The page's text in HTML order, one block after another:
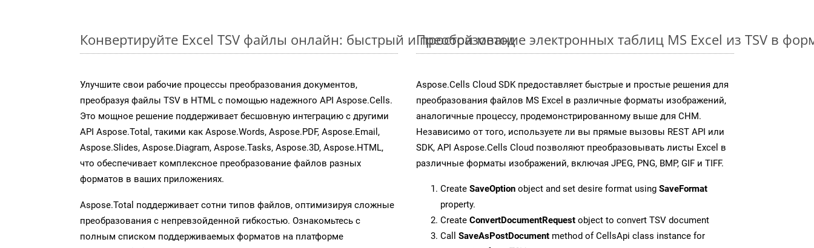
Конвертируйте Excel TSV файлы онлайн: быстрый и простой метод
Улучшите свои рабочие процессы преобразования документов,
преобразуя файлы TSV в HTML с помощью надежного API Aspose.Cells.
Это мощное решение поддерживает бесшовную интеграцию с другими
API Aspose.Total, такими как Aspose.Words, Aspose.PDF, Aspose.Email,
Aspose.Slides, Aspose.Diagram, Aspose.Tasks, Aspose.3D, Aspose.HTML,
что обеспечивает комплексное преобразование файлов разных
форматов в ваших приложениях.
Aspose.Total поддерживает сотни типов файлов, оптимизируя сложные
преобразования с непревзойденной гибкостью. Ознакомьтесь с
полным списком поддерживаемых форматов на платформе
Преобразование электронных таблиц MS Excel из TSV в
Aspose.Cells Cloud SDK предоставляет быстрые и простые решения для
преобразования файлов MS Excel в различные форматы изображений,
аналогичные процессу, продемонстрированному выше для CHM.
Независимо от того, используете ли вы прямые вызовы REST API или
SDK, API Aspose.Cells Cloud позволяют преобразовывать листы Excel в
различные форматы изображений, включая JPEG, PNG, BMP, GIF и TIFF.
Create SaveOption object and set desire format using SaveFormat
property.
Create ConvertDocumentRequest object to convert TSV document
Call SaveAsPostDocument method of CellsApi class instance for